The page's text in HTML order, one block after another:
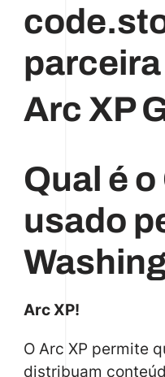
Arc XP
Qual é o
usado
Arc XP!
O Arc XP permite
distribuam